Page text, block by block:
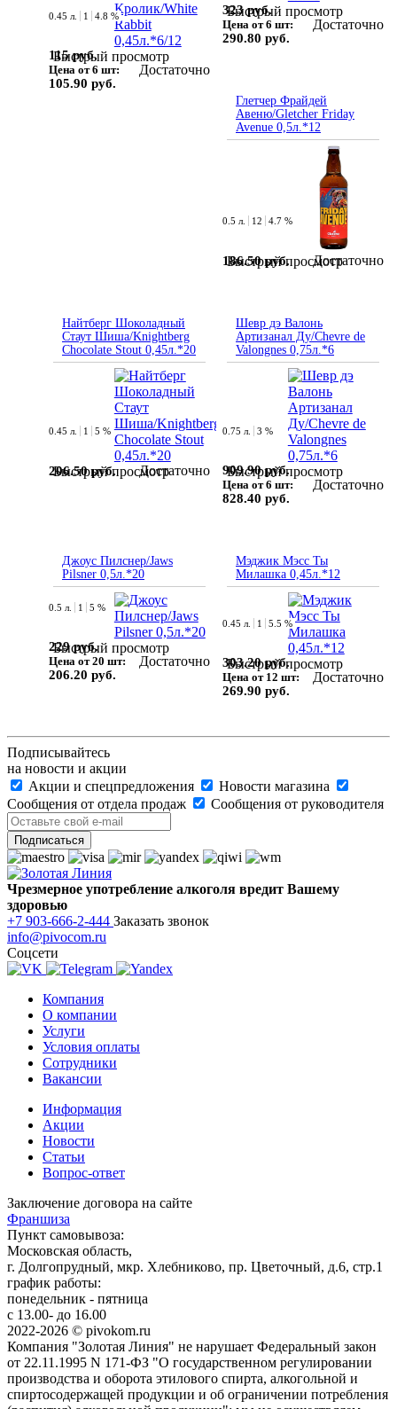
Быстрый просмотр
0.45 л. 1 4.8 %
115 руб.
Цена от 6 шт:
105.90 руб.
Достаточно
Быстрый просмотр
323 руб.
Цена от 6 шт:
290.80 руб.
Достаточно
Глетчер Фрайдей
Авеню/Gletcher Friday
Avenue 0,5л.*12
Быстрый просмотр
0.5 л. 12 4.7 %
186.50 руб. Достаточно
Найтберг Шоколадный
Стаут Шиша/Knightberg
Chocolate Stout 0,45л.*20
Быстрый просмотр
0.45 л. 1 5 %
206.50 руб. Достаточно
Шевр дэ Валонь
Артизанал Ду/Chevre de
Valongnes 0,75л.*6
Быстрый просмотр
0.75 л. 3 %
909.90 руб.
Цена от 6 шт:
828.40 руб.
Достаточно
Джоус Пилснер/Jaws
Pilsner 0,5л.*20
Быстрый просмотр
0.5 л. 1 5 %
229 руб.
Цена от 20 шт:
206.20 руб.
Достаточно
Мэджик Мэсс Ты
Милашка 0,45л.*12
Быстрый просмотр
0.45 л. 1 5.5 %
303.20 руб.
Цена от 12 шт:
269.90 руб.
Достаточно
Подписывайтесь
на новости и акции
Акции и спецпредложения
Новости магазина
Сообщения от отдела продаж
Сообщения от руководителя
Чрезмерное употребление алкоголя вредит Вашему
здоровью
+7 903-666-2-444 Заказать звонок
info@pivocom.ru
Соцсети
Компания
О компании
Услуги
Условия оплаты
Сотрудники
Вакансии
Информация
Акции
Новости
Статьи
Вопрос-ответ
Заключение договора на сайте
Франшиза
Пункт самовывоза:
Московская область,
г. Долгопрудный, мкр. Хлебниково, пр. Цветочный, д.6, стр.1
график работы:
понедельник - пятница
с 13.00- до 16.00
2022-2026 © pivokom.ru
Компания "Золотая Линия" не нарушает Федеральный закон
от 22.11.1995 N 171-ФЗ "О государственном регулировании
производства и оборота этилового спирта, алкогольной и
спиртосодержащей продукции и об ограничении потребления